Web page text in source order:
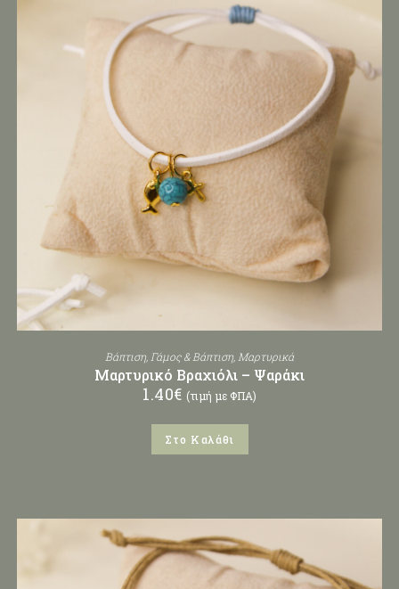
Βάπτιση Γάμος & Βάπτιση Μαρτυρικά
Μαρτυρικό Βραχιόλι – Ψαράκι
1.40€ (τιμή με ΦΠΑ)
Στο Καλάθι